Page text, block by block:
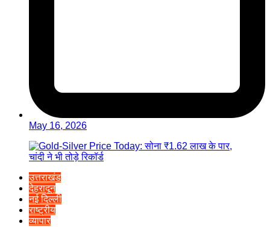
May 16, 2026
उत्तराखंड
देहरादून
नई दिल्ली
राष्ट्रीय
व्यापार